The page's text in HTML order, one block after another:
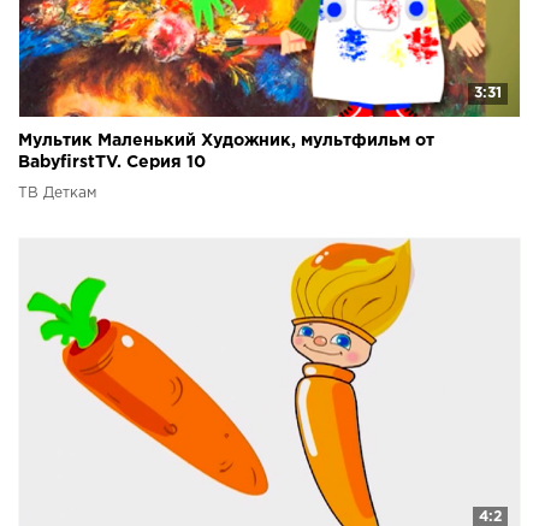
3:31
Мультик Маленький Художник, мультфильм от
BabyfirstTV. Серия 10
ТВ Деткам
4:2